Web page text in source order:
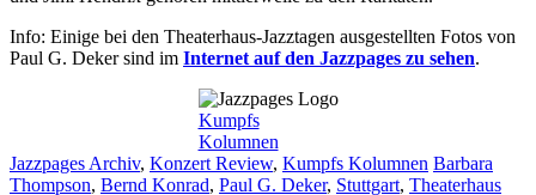
Info: Einige bei den Theaterhaus-Jazztagen ausgestellten Fotos von
Paul G. Deker sind im Internet auf den Jazzpages zu sehen.
Kumpfs
Kolumnen
Kategorien
Jazzpages Archiv, Konzert Review, Kumpfs Kolumnen Schlagwörter
Barbara
Thompson, Bernd Konrad, Paul G. Deker, Stuttgart, Theaterhaus